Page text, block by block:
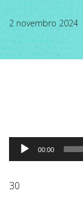
2 novembro 2024
Tocador
00:00
30